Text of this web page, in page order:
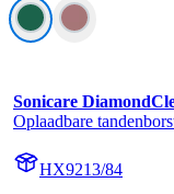
Sonicare
Oplaadbare
HX9213/84